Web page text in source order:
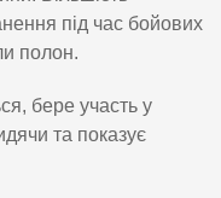
під час бойових
полон.
бере участь у
та показує